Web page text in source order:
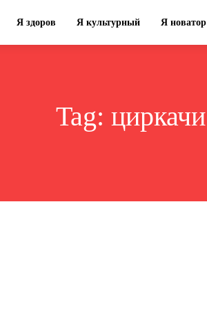
Я здоров Я культурный Я новатор
Tag: циркачи